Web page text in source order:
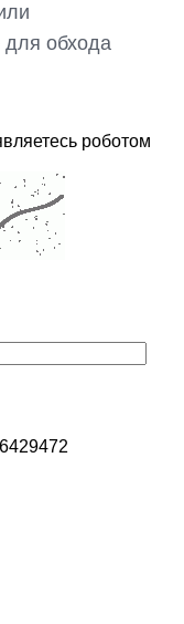
для обхода
роботом